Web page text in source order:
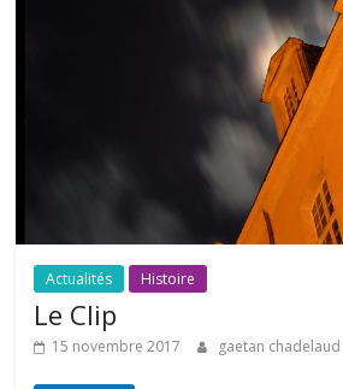
Actualités Histoire
Le Clip
15 novembre 2017 gaetan chadelaud